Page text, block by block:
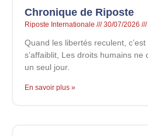
Chronique de Riposte
Riposte Internationale 30/07/2026
Quand les libertés reculent,
s’affaiblit, Les droits humains ne
un seul jour.
En savoir plus »